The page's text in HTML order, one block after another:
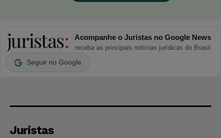
Acompanhe o Juristas no Google News
receba as principais notícias jurídicas do Brasil
Seguir no Google
Juristas